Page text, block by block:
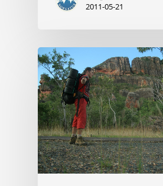
2011-05-21